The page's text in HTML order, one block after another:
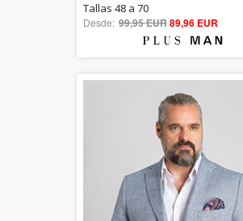
out of 5
Tallas 48 a 70
Desde: 99,95 EUR89,96 EUR